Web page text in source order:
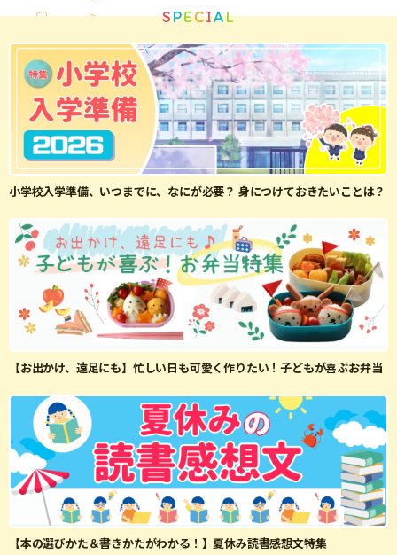
SPECIAL
小学校入学準備、いつまでに、なにが必要？ 身につけておきたいことは？
【お出かけ、遠足にも】忙しい日も可愛く作りたい！子どもが喜ぶお弁当
【本の選びかた＆書きかたがわかる！】夏休み読書感想文特集